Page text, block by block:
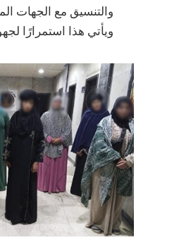
والتنسيق مع الجهات
ويأتي هذا استمرارًا